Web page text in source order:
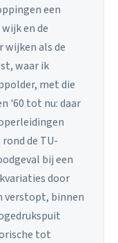
een
en de
wijken als de
waar ik
met die
'60 tot nu: daar
de TU-
bij een
door
verstopt, binnen
tot